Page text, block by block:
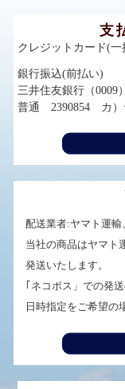
支
クレジットカード(
銀行振込(前払い)
三井住友銀行（
普通 2390854 カ）
配送業者:ヤマト運輸
当社の商品はヤマト
発送いたします。
｢ネコポス」での発
日時指定をご希望の